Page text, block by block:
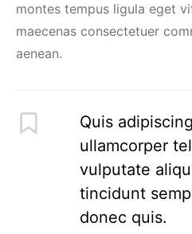
montes tempus ligula eget
maecenas consectetuer
aenean.
Quis
ullamcorper
vulputate
tincidunt
donec quis.